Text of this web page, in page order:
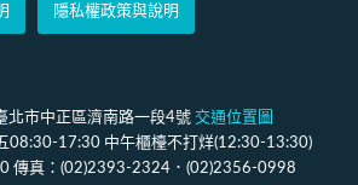
隱私權政策與說明
北市中正區濟南路一段4號 交通位置圖
08:30-17:30 中午櫃檯不打烊(12:30-13:30)
傳真：(02)2393-2324．(02)2356-0998